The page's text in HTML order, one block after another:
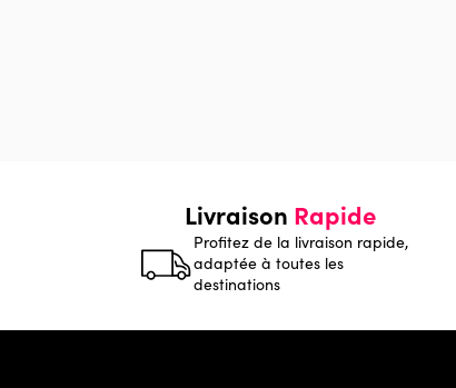
Livraison Rapide
Profitez de la livraison rapide,
adaptée à toutes les
destinations